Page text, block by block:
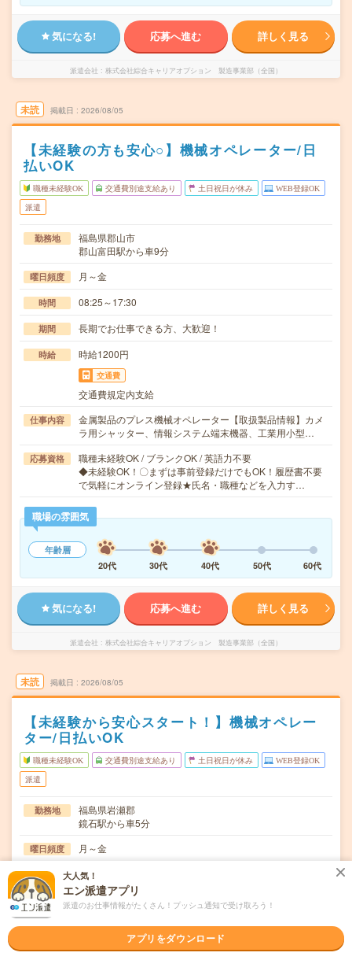
気になる! 応募へ進む 詳しく見る
派遣会社 株式会社綜合キャリアオプション 製造事業部（全国）
未読 掲載日 2026/08/05
【未経験の方も安心○】機械オペレーター/日
払いOK
職種未経験OK 交通費別途支給あり 土日祝日が休み WEB登録OK
派遣
勤務地
福島県郡山市
郡山富田駅から車9分
曜日頻度 月～金
時間 08:25～17:30
期間 長期でお仕事できる方、大歓迎！
時給 時給1200円
交通費
交通費規定内支給
仕事内容
金属製品のプレス機械オペレーター【取扱製品情報】カメ
ラ用シャッター、情報システム端末機器、工業用小型…
応募資格
職種未経験OK / ブランクOK / 英語力不要
◆未経験OK！〇まずは事前登録だけでもOK！履歴書不要
で気軽にオンライン登録★氏名・職種などを入力す…
職場の雰囲気
年齢層
20代
30代 40代 50代 60代
気になる! 応募へ進む 詳しく見る
派遣会社 株式会社綜合キャリアオプション 製造事業部（全国）
未読 掲載日 2026/08/05
【未経験から安心スタート！】機械オペレー
ター/日払いOK
職種未経験OK 交通費別途支給あり 土日祝日が休み WEB登録OK
派遣
勤務地
福島県岩瀬郡
鏡石駅から車5分
曜日頻度 月～金
時間 08:00～16:5006:00～14:2014:00～22:20
期間 長期でお仕事できる方、大歓迎！
時給 時給1200円
交通費
大人気！
エン派遣アプリ
派遣のお仕事情報がたくさん！プッシュ通知で受け取ろう！
アプリをダウンロード